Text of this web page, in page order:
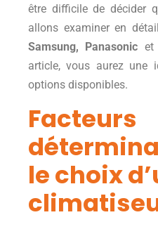
être difficile de décider
allons examiner en
Samsung, Panasonic et
article, vous aurez une
options disponibles.
Facteurs
le choix